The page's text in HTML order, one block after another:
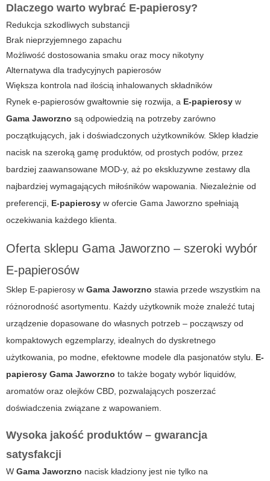
Dlaczego warto wybrać E-papierosy?
Redukcja szkodliwych substancji
Brak nieprzyjemnego zapachu
Możliwość dostosowania smaku oraz mocy nikotyny
Alternatywa dla tradycyjnych papierosów
Większa kontrola nad ilością inhalowanych składników
Rynek e-papierosów gwałtownie się rozwija, a E-papierosy w
Gama Jaworzno są odpowiedzią na potrzeby zarówno
początkujących, jak i doświadczonych użytkowników. Sklep kładzie
nacisk na szeroką gamę produktów, od prostych podów, przez
bardziej zaawansowane MOD-y, aż po ekskluzywne zestawy dla
najbardziej wymagających miłośników wapowania. Niezależnie od
preferencji, E-papierosy w ofercie Gama Jaworzno spełniają
oczekiwania każdego klienta.
Oferta sklepu Gama Jaworzno – szeroki wybór
E-papierosów
Sklep E-papierosy w Gama Jaworzno stawia przede wszystkim na
różnorodność asortymentu. Każdy użytkownik może znaleźć tutaj
urządzenie dopasowane do własnych potrzeb – począwszy od
kompaktowych egzemplarzy, idealnych do dyskretnego
użytkowania, po modne, efektowne modele dla pasjonatów stylu. E-
papierosy Gama Jaworzno to także bogaty wybór liquidów,
aromatów oraz olejków CBD, pozwalających poszerzać
doświadczenia związane z wapowaniem.
Wysoka jakość produktów – gwarancja
satysfakcji
W Gama Jaworzno nacisk kładziony jest nie tylko na